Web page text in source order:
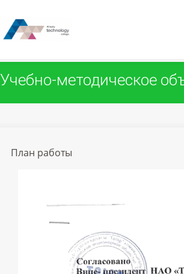
Учебно-методическое
План работы